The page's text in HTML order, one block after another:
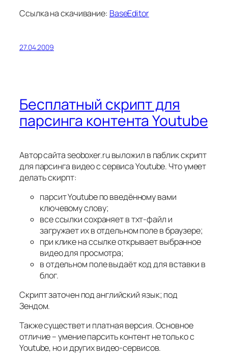
Ссылка на скачивание: BaseEditor
27.04.2009
Бесплатный скрипт для
парсинга контента Youtube
Автор сайта seoboxer.ru выложил в паблик скрипт
для парсинга видео с сервиса Youtube. Что умеет
делать скирпт:
парсит Youtube по введённому вами
ключевому слову;
все ссылки сохраняет в тхт-файл и
загружает их в отдельном поле в браузере;
при клике на ссылке открывает выбранное
видео для просмотра;
в отдельном поле выдаёт код для вставки в
блог.
Скрипт заточен под английский язык; под
Зендом.
Также существет и платная версия. Основное
отличие – умение парсить контент не только с
Youtube, но и других видео-сервисов.